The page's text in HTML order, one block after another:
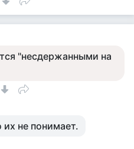
"несдержанными на
их не понимает.